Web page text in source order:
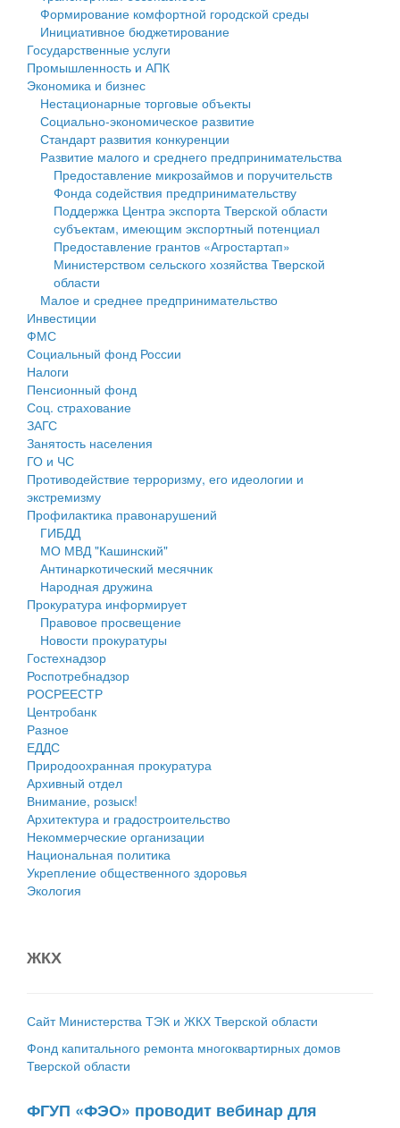
Государственные услуги
Промышленность и АПК
Экономика и бизнес
Символика
Устав
Гостям округа
Туризм
Культура
Образование
Здравоохранение
Социальная защита
Фотоальбом
муниципального округа Тверской области
Администрация Кашинского муниципального округа
Тверской области
Управление сельскими территориями
Открытые данные
Работа с обращениями граждан
Муниципальный контроль
Муниципальные услуги
Проекты административных регламентов
Антимонопольный комплаенс
Противодействие коррупции
Финансовое управление
Бюджет для граждан
Имущество
Выявление правообладателей ранее учтенных
объектов недвижимости
Имущественная поддержка субъектов малого и
среднего предпринимательства
Информационная поддержка субъектов малого и
среднего предпринимательства
Муниципальные программы
Контрольно-счетная палата
Персональные данные
Оценка регулирующего воздействия
Деятельность МУ
Нормативы градостроительного проектирования
Правила землепользования и застройки
Генеральные планы
Проекты планировки территории
Собрание депутатов
Городское поселение
Сельские поселения
Формирование комфортной городской среды
Инициативное бюджетирование
Государственные услуги
Промышленность и АПК
Экономика и бизнес
Нестационарные торговые объекты
Социально-экономическое развитие
Стандарт развития конкуренции
Развитие малого и среднего предпринимательства
Предоставление микрозаймов и поручительств
Фонда содействия предпринимательству
Поддержка Центра экспорта Тверской области
субъектам, имеющим экспортный потенциал
Предоставление грантов «Агростартап»
Министерством сельского хозяйства Тверской
области
Малое и среднее предпринимательство
Инвестиции
ФМС
Социальный фонд России
Налоги
Пенсионный фонд
Соц. страхование
ЗАГС
Занятость населения
ГО и ЧС
Противодействие терроризму, его идеологии и
экстремизму
Профилактика правонарушений
ГИБДД
МО МВД "Кашинский"
Антинаркотический месячник
Народная дружина
Прокуратура информирует
Правовое просвещение
Новости прокуратуры
Гостехнадзор
Роспотребнадзор
РОСРЕЕСТР
Центробанк
Разное
ЕДДС
Природоохранная прокуратура
Архивный отдел
Внимание, розыск!
Архитектура и градостроительство
Некоммерческие организации
Национальная политика
Укрепление общественного здоровья
Экология
ЖКХ
Сайт Министерства ТЭК и ЖКХ Тверской области
Фонд капитального ремонта многоквартирных домов
Тверской области
ФГУП «ФЭО» проводит вебинар для